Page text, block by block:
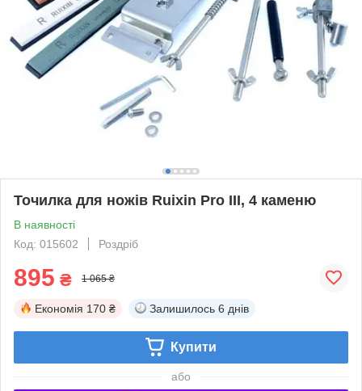
Точилка для ножів Ruixin Pro III, 4 каменю
В наявності
Код: 015602
Роздріб
895 ₴ 1 065 ₴
Економія 170 ₴ Залишилось 6 днів
Купити
або